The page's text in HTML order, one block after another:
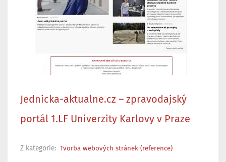
Jednicka-aktualne.cz – zpravodajský
portál 1.LF Univerzity Karlovy v Praze
Z kategorie: Tvorba webových stránek (reference)